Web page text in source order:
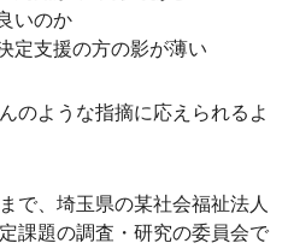
いのか
定支援の方の影が薄い
のような指摘に応えられるよ
で、埼玉県の某社会福祉法人
課題の調査・研究の委員会で